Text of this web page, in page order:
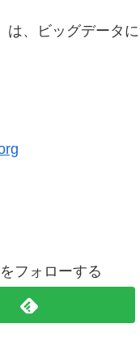
は、ビッグデータ
フォローする